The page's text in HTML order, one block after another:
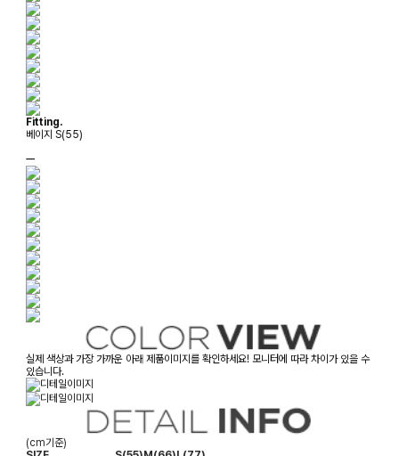
Fitting.
베이지 S(55)
ㅡ
실제 색상과 가장 가까운 아래 제품이미지를 확인하세요! 모니터에 따라 차이가 있을 수
있습니다.
(cm기준)